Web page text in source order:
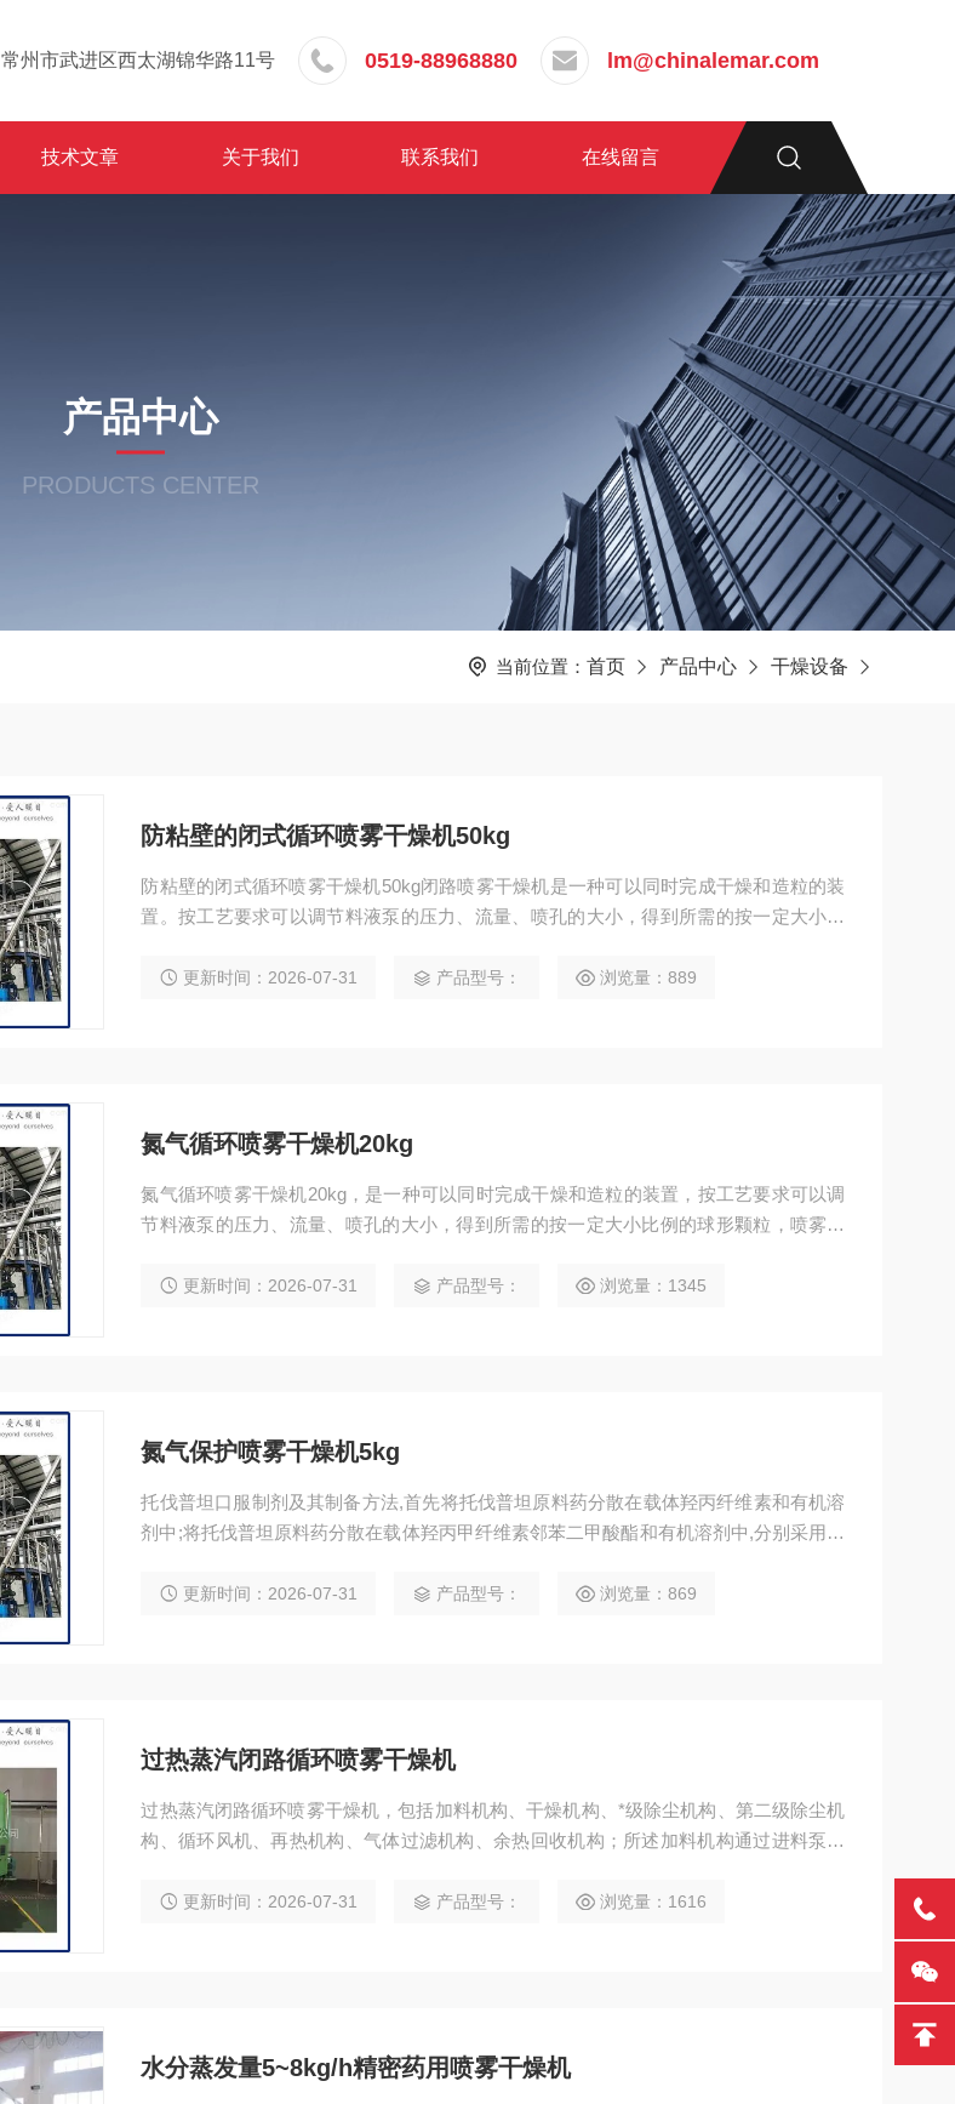
常州市武进区西太湖锦华路11号 0519-88968880 lm@chinalemar.com
技术文章 关于我们 联系我们 在线留言
产品中心
PRODUCTS CENTER
当前位置： 首页 产品中心 干燥设备
防粘壁的闭式循环喷雾干燥机50kg
防粘壁的闭式循环喷雾干燥机50kg闭路喷雾干燥机是一种可以同时完成干燥和造粒的装
置。按工艺要求可以调节料液泵的压力、流量、喷孔的大小，得到所需的按一定大小比
使其与热空气接触而被干燥。
更新时间：2026-07-31 产品型号： 浏览量：889
氮气循环喷雾干燥机20kg
氮气循环喷雾干燥机20kg，是一种可以同时完成干燥和造粒的装置，按工艺要求可以调
节料液泵的压力、流量、喷孔的大小，得到所需的按一定大小比例的球形颗粒，喷雾干
干燥，闭式喷雾干燥机的工作原理是在密闭环境中工作，干燥介质为惰性气体，适用于
更新时间：2026-07-31 产品型号： 浏览量：1345
氮气保护喷雾干燥机5kg
托伐普坦口服制剂及其制备方法,首先将托伐普坦原料药分散在载体羟丙纤维素和有机溶
剂中;将托伐普坦原料药分散在载体羟丙甲纤维素邻苯二甲酸酯和有机溶剂中,分别采用氮
更新时间：2026-07-31 产品型号： 浏览量：869
过热蒸汽闭路循环喷雾干燥机
过热蒸汽闭路循环喷雾干燥机，包括加料机构、干燥机构、*级除尘机构、第二级除尘机
构、循环风机、再热机构、气体过滤机构、余热回收机构；所述加料机构通过进料泵与
更新时间：2026-07-31 产品型号： 浏览量：1616
水分蒸发量5~8kg/h精密药用喷雾干燥机